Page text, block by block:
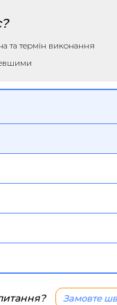
та термін виконання
Замовте